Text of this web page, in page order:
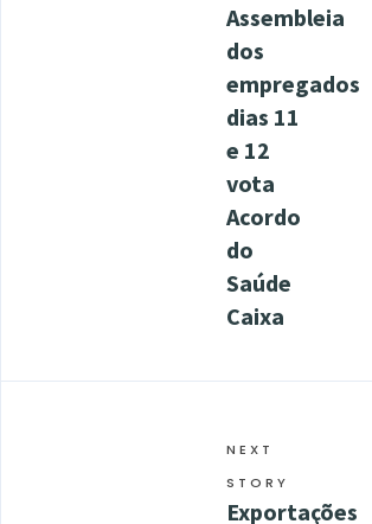
Assembleia
dos
empregados
dias 11
e 12
vota
Acordo
do
Saúde
Caixa
NEXT
STORY
Exportações